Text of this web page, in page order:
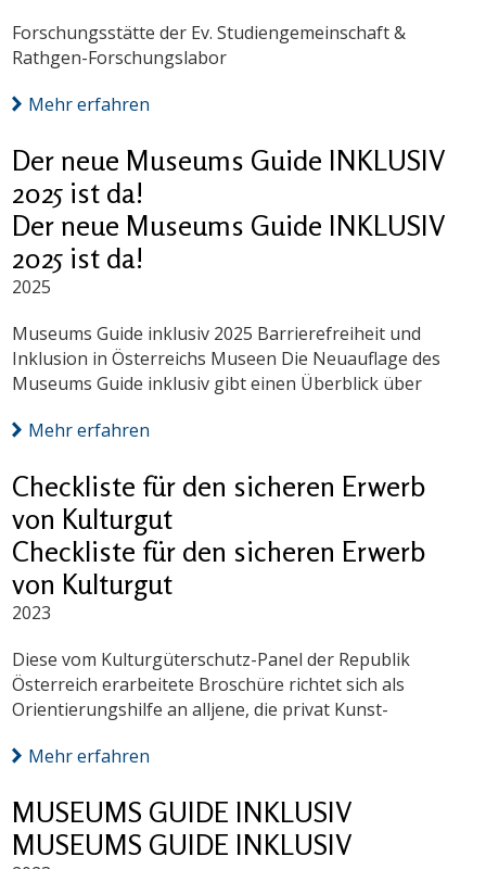
Forschungsstätte der Ev. Studiengemeinschaft &
Rathgen-Forschungslabor
Mehr erfahren
Der neue Museums Guide INKLUSIV
2025 ist da!
Der neue Museums Guide INKLUSIV
2025 ist da!
2025
Museums Guide inklusiv 2025 Barrierefreiheit und
Inklusion in Österreichs Museen Die Neuauflage des
Museums Guide inklusiv gibt einen Überblick über
Mehr erfahren
Checkliste für den sicheren Erwerb
von Kulturgut
Checkliste für den sicheren Erwerb
von Kulturgut
2023
Diese vom Kulturgüterschutz-Panel der Republik
Österreich erarbeitete Broschüre richtet sich als
Orientierungshilfe an alljene, die privat Kunst-
Mehr erfahren
MUSEUMS GUIDE INKLUSIV
MUSEUMS GUIDE INKLUSIV